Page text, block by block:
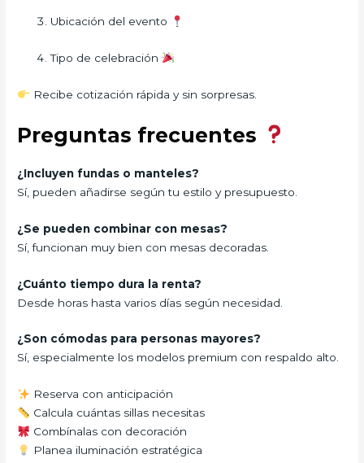
Ubicación del evento
Tipo de celebración
Recibe cotización rápida y sin sorpresas.
Preguntas frecuentes
¿Incluyen fundas o manteles?
Sí, pueden añadirse según tu estilo y presupuesto.
¿Se pueden combinar con mesas?
Sí, funcionan muy bien con mesas decoradas.
¿Cuánto tiempo dura la renta?
Desde horas hasta varios días según necesidad.
¿Son cómodas para personas mayores?
Sí, especialmente los modelos premium con respaldo alto.
Reserva con anticipación
Calcula cuántas sillas necesitas
Combínalas con decoración
Planea iluminación estratégica